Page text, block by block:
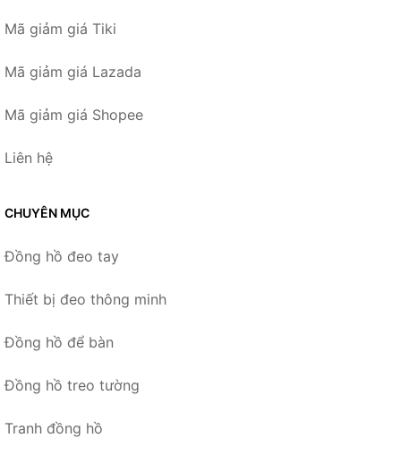
Mã giảm giá Tiki
Mã giảm giá Lazada
Mã giảm giá Shopee
Liên hệ
CHUYÊN MỤC
Đồng hồ đeo tay
Thiết bị đeo thông minh
Đồng hồ để bàn
Đồng hồ treo tường
Tranh đồng hồ